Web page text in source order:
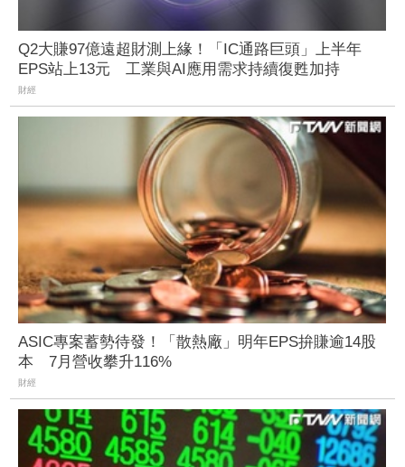
Q2大賺97億遠超財測上緣！「IC通路巨頭」上半年
EPS站上13元 工業與AI應用需求持續復甦加持
財經
ASIC專案蓄勢待發！「散熱廠」明年EPS拚賺逾14股
本 7月營收攀升116%
財經